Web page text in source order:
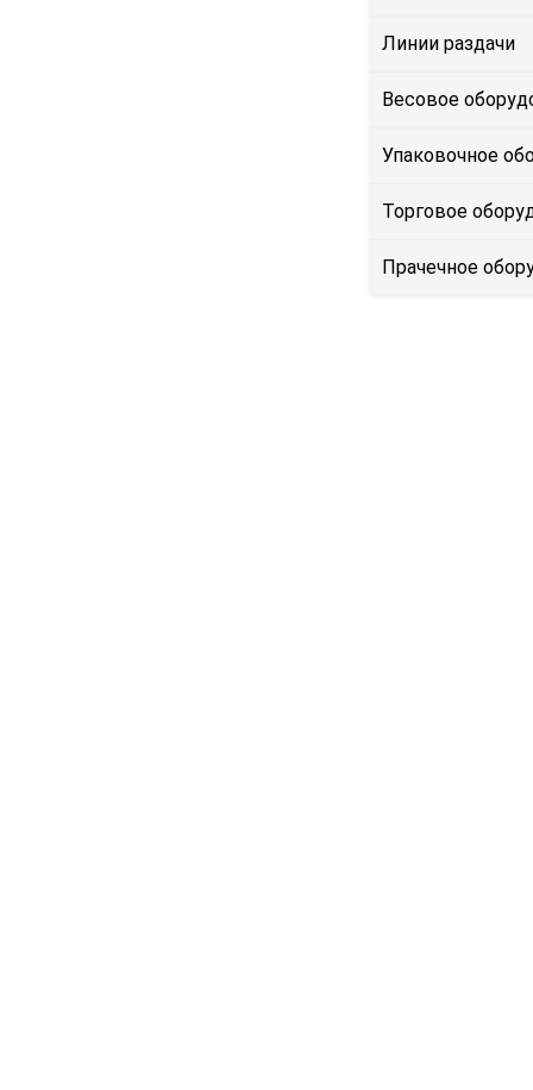
Линии раздачи
Весовое
Упаковочное
Торговое
Прачечное